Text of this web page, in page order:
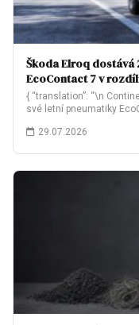
Škoda Elroq
EcoContact 7 v
{ “translation”: “\n
své letní pneumatiky
29.07.2026